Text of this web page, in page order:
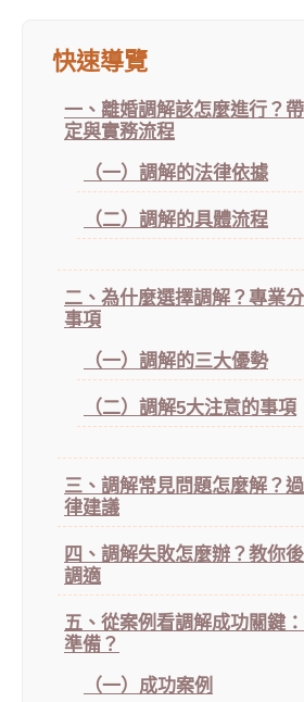
快速導覽
一、離婚調解該怎麼進行？
定與實務流程
（一）調解的法律依據
（二）調解的具體流程
二、為什麼選擇調解？專業
事項
（一）調解的三大優勢
（二）調解5大注意的事項
三、調解常見問題怎麼解？
律建議
四、調解失敗怎麼辦？教你
調適
五、從案例看調解成功關鍵
準備？
（一）成功案例